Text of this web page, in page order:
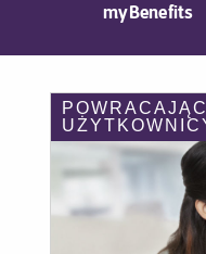
myBenefits